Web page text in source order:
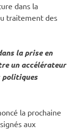
dans la
traitement des
la prise en
un accélérateur
politiques
la prochaine
aux